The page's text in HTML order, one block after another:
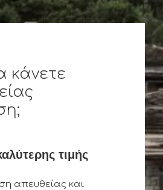
κάνετε
τιμής
απευθείας και